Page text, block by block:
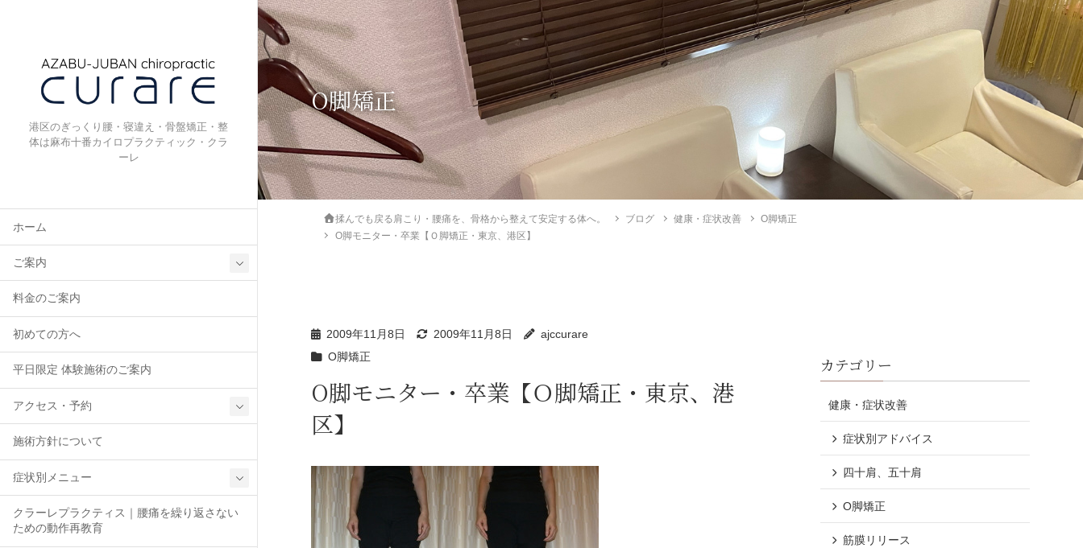
港区のぎっくり腰・寝違え・骨盤矯正・整
体は麻布十番カイロプラクティック・クラ
ーレ
ホーム
ご案内
料金のご案内
初めての方へ
平日限定 体験施術のご案内
アクセス・予約
施術方針について
症状別メニュー
クラーレプラクティス｜腰痛を繰り返さない
ための動作再教育
O脚矯正
揉んでも戻る肩こり・腰痛を、骨格から整えて安定する体へ。 ブログ 健康・症状改善
O脚矯正
O脚モニター・卒業【Ｏ脚矯正・東京、港区】
2009年11月8日 2009年11月8日
ajccurare
O脚矯正
O脚モニター・卒業【Ｏ脚矯正・東京、港
区】
カテゴリー
健康・症状改善
症状別アドバイス
四十肩、五十肩
O脚矯正
筋膜リリース